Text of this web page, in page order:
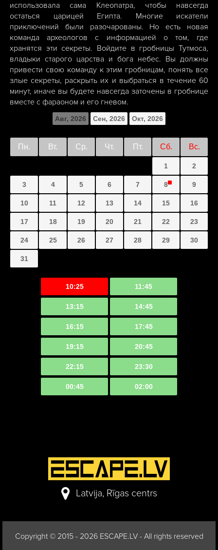
использовала сама Клеопатра, чтобы навсегда
остаться царицей Египта. Многие искатели
приключений были разочарованы. Но есть новая
команда археологов с информацией о том, где
хранятся эти секреты. Войдите в гробницы Тутмоса,
владыки старого царства и бога небес. Вы должны
привести свою команду к этим гробницам, понять все
злые секреты, раскрыть их и выбраться в течение 60
минут, иначе вы будете навсегда заточены в гробнице
вместе с фараоном и его гневом.
Latvija, Rīgas centrs
Copyright © 2015 - 2026 ESCAPE.LV - All rights reserved